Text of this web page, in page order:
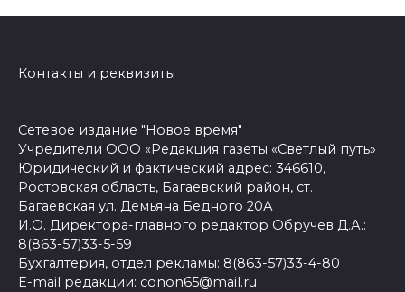
Контакты и реквизиты
Сетевое издание "Новое время"
Учредители ООО «Редакция газеты «Светлый путь»
Юридический и фактический адрес: 346610,
Ростовская область, Багаевский район, ст.
Багаевская ул. Демьяна Бедного 20А
И.О. Директора-главного редактор Обручев Д.А.:
8(863-57)33-5-59
Бухгалтерия, отдел рекламы: 8(863-57)33-4-80
E-mail редакции: conon65@mail.ru